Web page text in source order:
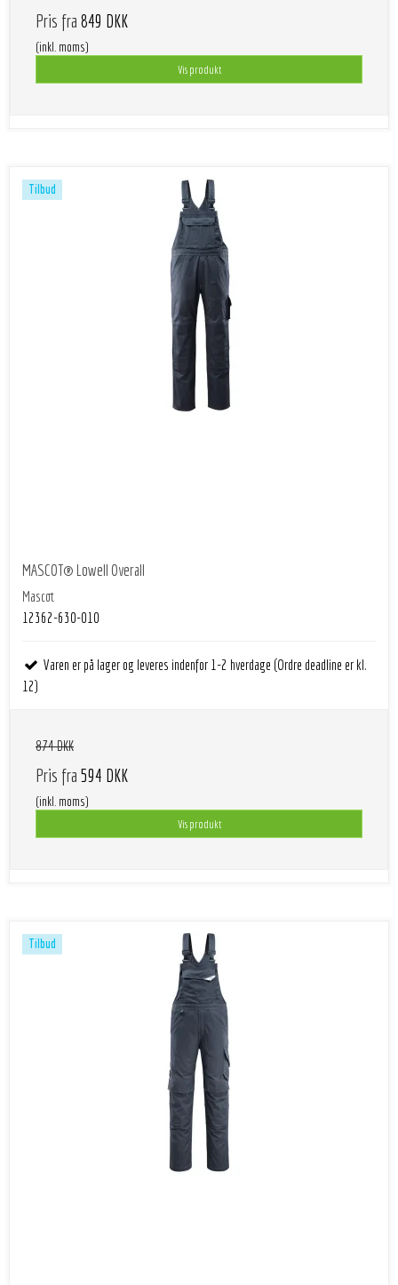
Pris fra 849 DKK
(inkl. moms)
Vis produkt
Tilbud
MASCOT® Lowell Overall
Mascot
12362-630-010
Varen er på lager og leveres indenfor 1-2 hverdage (Ordre deadline er kl.
12)
874 DKK
Pris fra 594 DKK
(inkl. moms)
Vis produkt
Tilbud